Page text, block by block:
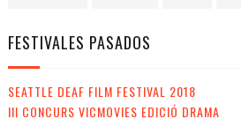
FESTIVALES PASADOS
SEATTLE DEAF FILM FESTIVAL 2018
III CONCURS VICMOVIES EDICIÓ DRAMA